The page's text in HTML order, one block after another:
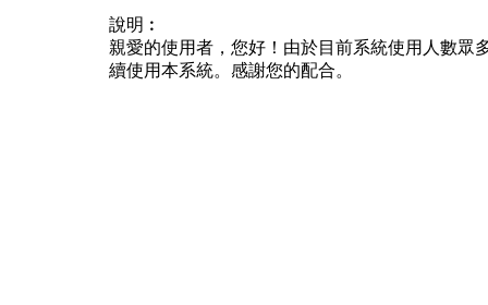
說明︰
親愛的使用者，您好！由於目前系統使用人數眾
續使用本系統。感謝您的配合。